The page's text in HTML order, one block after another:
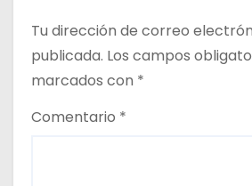
d
a
s
Tu dirección de correo
publicada. Los campos
marcados con *
Comentario *